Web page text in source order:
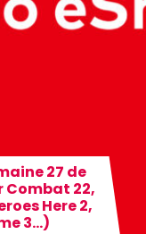
27 de
Combat 22,
Here 2,
3…)